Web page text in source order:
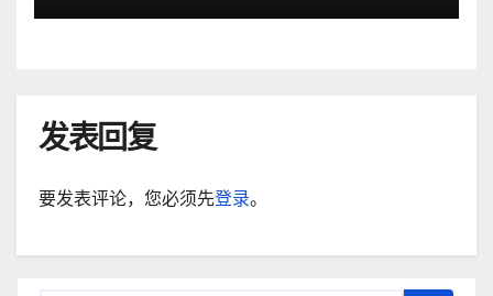
发表回复
要发表评论，您必须先登录。